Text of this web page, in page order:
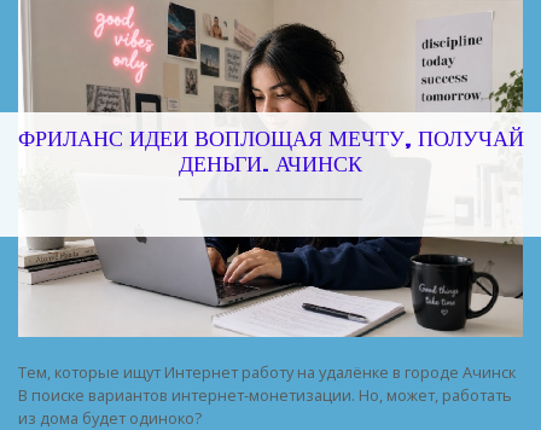
ФРИЛАНС ИДЕИ ВОПЛОЩАЯ МЕЧТУ, ПОЛУЧАЙ
ДЕНЬГИ. АЧИНСК
Тем, которые ищут Интернет работу на удалёнке в городе Ачинск
В поиске вариантов интернет-монетизации. Но, может, работать
из дома будет одиноко?